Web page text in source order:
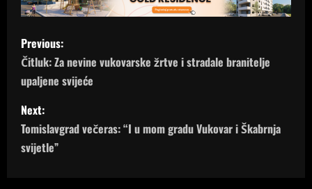
P
o
s
t
n
Previous:
Čitluk: Za nevine vukovarske žrtve i stradale branitelje
upaljene svijeće
Next:
Tomislavgrad večeras: “I u mom gradu Vukovar i Škabrnja
svijetle”